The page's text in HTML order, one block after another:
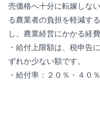
売価格へ十分に転嫁しな
る農業者の負担を軽減す
し、農業経営にかかる経
・給付上限額は、税申告
ずれか少ない額です。
・給付率：２０％・４０％